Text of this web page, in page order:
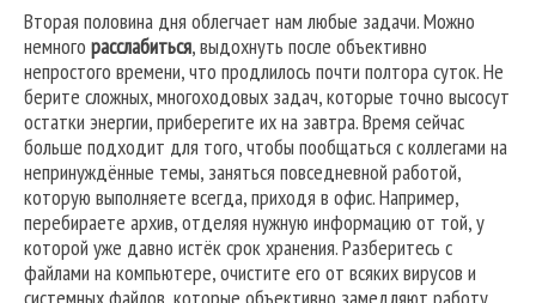
Вторая половина дня облегчает нам любые задачи. Можно
немного расслабиться, выдохнуть после объективно
непростого времени, что продлилось почти полтора суток. Не
берите сложных, многоходовых задач, которые точно высосут
остатки энергии, приберегите их на завтра. Время сейчас
больше подходит для того, чтобы пообщаться с коллегами на
непринуждённые темы, заняться повседневной работой,
которую выполняете всегда, приходя в офис. Например,
перебираете архив, отделяя нужную информацию от той, у
которой уже давно истёк срок хранения. Разберитесь с
файлами на компьютере, очистите его от всяких вирусов и